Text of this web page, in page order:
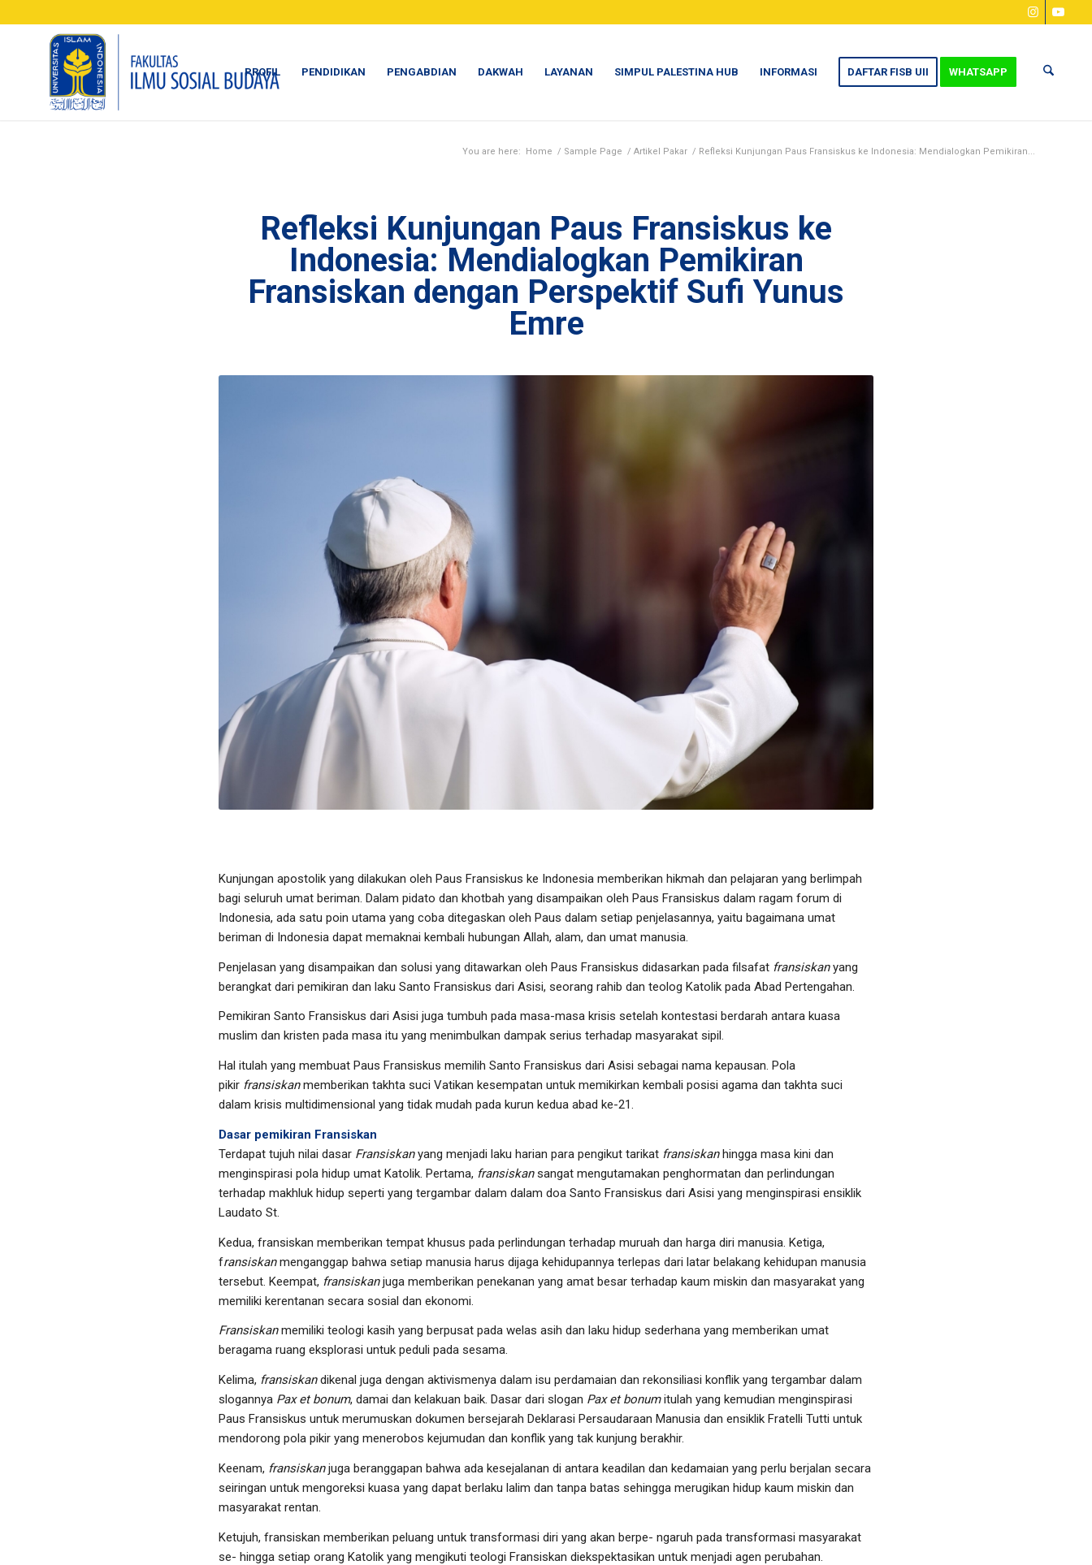
PROFIL PENDIDIKAN PENGABDIAN DAKWAH LAYANAN SIMPUL PALESTINA HUB INFORMASI DAFTAR FISB UII WHATSAPP
You are here: Home / Sample Page / Artikel Pakar / Refleksi Kunjungan Paus Fransiskus ke Indonesia: Mendialogkan Pemikiran...
Refleksi Kunjungan Paus Fransiskus ke
Indonesia: Mendialogkan Pemikiran
Fransiskan dengan Perspektif Sufi Yunus
Emre
Kunjungan apostolik yang dilakukan oleh Paus Fransiskus ke Indonesia memberikan hikmah dan pelajaran yang berlimpah
bagi seluruh umat beriman. Dalam pidato dan khotbah yang disampaikan oleh Paus Fransiskus dalam ragam forum di
Indonesia, ada satu poin utama yang coba ditegaskan oleh Paus dalam setiap penjelasannya, yaitu bagaimana umat
beriman di Indonesia dapat memaknai kembali hubungan Allah, alam, dan umat manusia.
Penjelasan yang disampaikan dan solusi yang ditawarkan oleh Paus Fransiskus didasarkan pada filsafat fransiskanyang
berangkat dari pemikiran dan laku Santo Fransiskus dari Asisi, seorang rahib dan teolog Katolik pada Abad Pertengahan.
Pemikiran Santo Fransiskus dari Asisi juga tumbuh pada masa-masa krisis setelah kontestasi berdarah antara kuasa
muslim dan kristen pada masa itu yang menimbulkan dampak serius terhadap masyarakat sipil.
Hal itulah yang membuat Paus Fransiskus memilih Santo Fransiskus dari Asisi sebagai nama kepausan. Pola
pikir fransiskanmemberikan takhta suci Vatikan kesempatan untuk memikirkan kembali posisi agama dan takhta suci
dalam krisis multidimensional yang tidak mudah pada kurun kedua abad ke-21.
Dasar pemikiran Fransiskan
Terdapat tujuh nilai dasar Fransiskanyang menjadi laku harian para pengikut tarikat fransiskanhingga masa kini dan
menginspirasi pola hidup umat Katolik. Pertama, fransiskansangat mengutamakan penghormatan dan perlindungan
terhadap makhluk hidup seperti yang tergambar dalam dalam doa Santo Fransiskus dari Asisi yang menginspirasi ensiklik
Laudato St.
Kedua, fransiskan memberikan tempat khusus pada perlindungan terhadap muruah dan harga diri manusia. Ketiga,
fransiskanmenganggap bahwa setiap manusia harus dijaga kehidupannya terlepas dari latar belakang kehidupan manusia
tersebut. Keempat, fransiskanjuga memberikan penekanan yang amat besar terhadap kaum miskin dan masyarakat yang
memiliki kerentanan secara sosial dan ekonomi.
Fransiskanmemiliki teologi kasih yang berpusat pada welas asih dan laku hidup sederhana yang memberikan umat
beragama ruang eksplorasi untuk peduli pada sesama.
Kelima, fransiskandikenal juga dengan aktivismenya dalam isu perdamaian dan rekonsiliasi konflik yang tergambar dalam
slogannya Pax et bonum, damai dan kelakuan baik. Dasar dari slogan Pax et bonumitulah yang kemudian menginspirasi
Paus Fransiskus untuk merumuskan dokumen bersejarah Deklarasi Persaudaraan Manusia dan ensiklik Fratelli Tutti untuk
mendorong pola pikir yang menerobos kejumudan dan konflik yang tak kunjung berakhir.
Keenam, fransiskanjuga beranggapan bahwa ada kesejalanan di antara keadilan dan kedamaian yang perlu berjalan secara
seiringan untuk mengoreksi kuasa yang dapat berlaku lalim dan tanpa batas sehingga merugikan hidup kaum miskin dan
masyarakat rentan.
Ketujuh, fransiskan memberikan peluang untuk transformasi diri yang akan berpe- ngaruh pada transformasi masyarakat
se- hingga setiap orang Katolik yang mengikuti teologi Fransiskan diekspektasikan untuk menjadi agen perubahan.